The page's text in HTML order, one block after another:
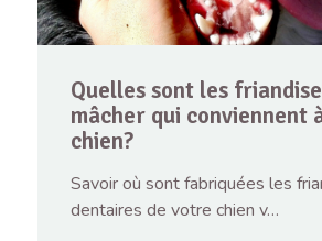
Quelles sont les
mâcher qui conviennent
chien?
Savoir où sont fabriquées les
dentaires de votre chien v…